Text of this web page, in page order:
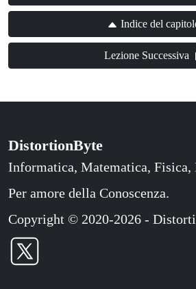
Indice del
Lezione Successiva
DistortionByte
Informatica, Matematica, Fisica,
Per amore della Conoscenza.
Copyright © 2020-2026 -